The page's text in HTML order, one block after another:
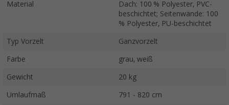
Material
Dach: 100 % Polyester, PVC-
beschichtet; Seitenwände: 100
% Polyester, PU-beschichtet
Typ Vorzelt Ganzvorzelt
Farbe grau, weiß
Gewicht 20 kg
Umlaufmaß 791 - 820 cm